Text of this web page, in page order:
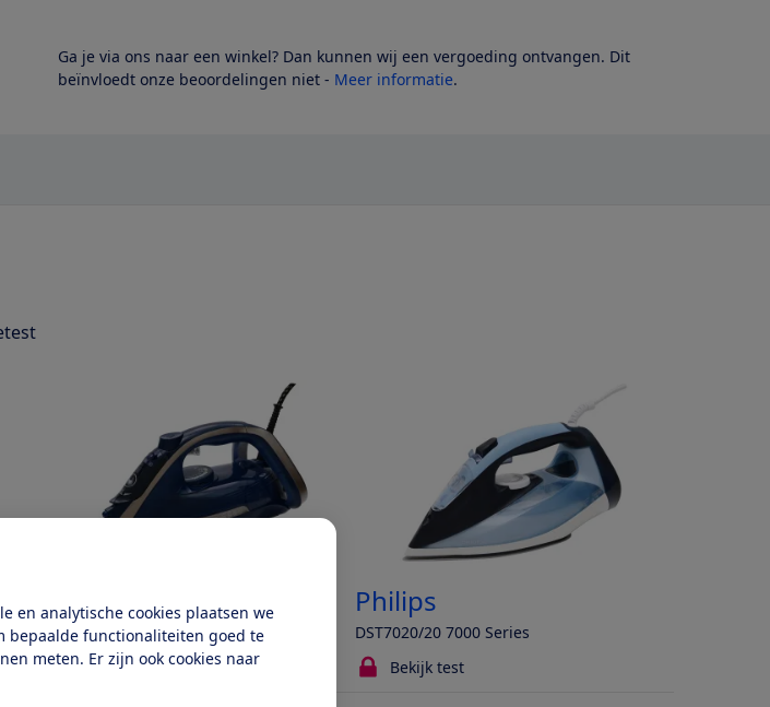
en analytische cookies plaatsen we
bepaalde functionaliteiten goed te
meten. Er zijn ook cookies naar
Ga je via ons naar een winkel? Dan kunnen wij een vergoeding ontvangen. Dit
beïnvloedt onze beoordelingen niet - Meer informatie.
Tefal
FV6830 Ultragliss Anti-Calc Plus
Philips
DST7020/20 7000 Series
Bekijk test Bekijk test